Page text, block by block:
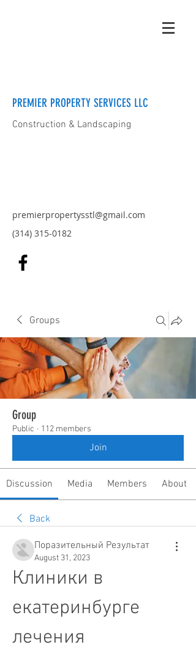
PREMIER PROPERTY SERVICES LLC
Construction & Landscaping
premierpropertysstl@gmail.com
(314) 315-0182
Groups
Group
Public · 112 members
Join
Discussion Media Members About
Back
Поразительный Результат
August 31, 2023
Клиники в
екатеринбурге
лечения